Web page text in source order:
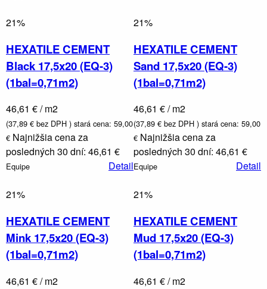
21%
HEXATILE CEMENT
Black 17,5x20 (EQ-3)
(1bal=0,71m2)
46,61 € / m2
(37,89 € bez DPH ) stará cena: 59,00
€ Najnižšia cena za
posledných 30 dní: 46,61 €
Equipe Detail
21%
HEXATILE CEMENT
Sand 17,5x20 (EQ-3)
(1bal=0,71m2)
46,61 € / m2
(37,89 € bez DPH ) stará cena: 59,00
€ Najnižšia cena za
posledných 30 dní: 46,61 €
Equipe Detail
21%
HEXATILE CEMENT
Mink 17,5x20 (EQ-3)
(1bal=0,71m2)
46,61 € / m2
21%
HEXATILE CEMENT
Mud 17,5x20 (EQ-3)
(1bal=0,71m2)
46,61 € / m2